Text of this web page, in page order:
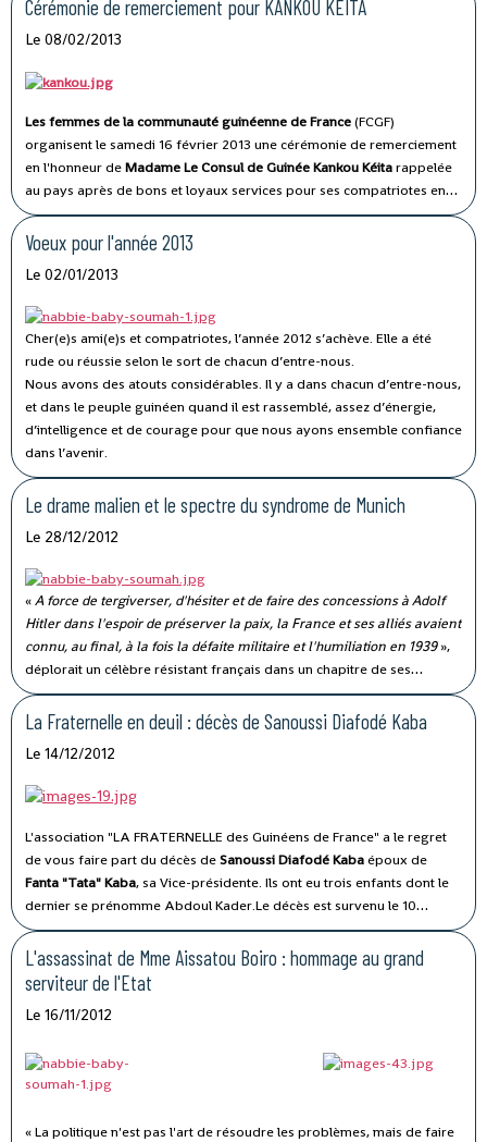
Cérémonie de remerciement pour KANKOU KEITA
Le 08/02/2013
Les femmes de la communauté guinéenne de France(FCGF)
organisent le samedi 16 février 2013 une cérémonie de remerciement
en l'honneur deMadame Le Consul de Guinée Kankou Kéitarappelée
au pays après de bons et loyaux services pour ses compatriotes en
France et à l'égard de son Etat.Tout au long de séjour en France, elle
s'est singularisée par sa disponibilité, son esprit de solidarité, sa
gentillesse, sa courtoisie, en somme par sa dimension humaine
notamment lors des événements familiaux malheureux ou de
réjouissance touchant ses compatriotes.
Voeux pour l'année 2013
Le 02/01/2013
Cher(e)s ami(e)s et compatriotes, l’année 2012 s’achève. Elle a été
rude ou réussie selon le sort de chacun d’entre-nous.
Nous avons des atouts considérables. Il y a dans chacun d’entre-nous,
et dans le peuple guinéen quand il est rassemblé, assez d’énergie,
d’intelligence et de courage pour que nous ayons ensemble confiance
dans l’avenir.
Le drame malien et le spectre du syndrome de Munich
Le 28/12/2012
«A force de tergiverser, d'hésiter et de faire des concessions à Adolf
Hitler dans l'espoir de préserver la paix, la France et ses alliés avaient
connu, au final, à la fois la défaite militaire et l'humiliation en 1939»,
déplorait un célèbre résistant français dans un chapitre de ses
mémoires consacré à la Seconde guerre mondiale.
La Fraternelle en deuil : décès de Sanoussi Diafodé Kaba
Le 14/12/2012
L'association "LA FRATERNELLE des Guinéens de France" a le regret
de vous faire part du décès deSanoussi Diafodé Kabaépoux de
Fanta "Tata" Kaba, sa Vice-présidente. Ils ont eu trois enfants dont le
dernier se prénomme Abdoul Kader.Le décès est survenu le 10
décembre dernier à Bamako (Mali) où le couple s'était retrouvé.
L'assassinat de Mme Aissatou Boiro : hommage au grand
serviteur de l'Etat
Le 16/11/2012
« La politique n'est pas l'art de résoudre les problèmes, mais de faire